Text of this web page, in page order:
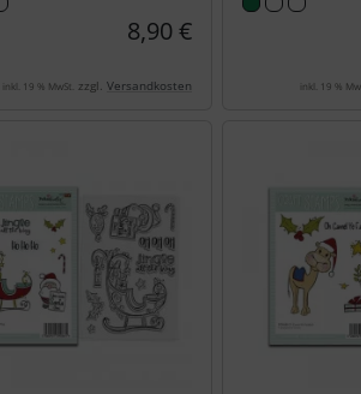
8,90 €
inkl. 19 % MwSt. zzgl. Versandkosten inkl. 19 %